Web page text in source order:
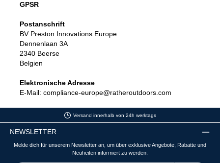
GPSR
Postanschrift
BV Preston Innovations Europe
Dennenlaan 3A
2340 Beerse
Belgien
Elektronische Adresse
E-Mail: compliance-europe@ratheroutdoors.com
Versand innerhalb von 24h werktags
NEWSLETTER
Melde dich für unserem Newsletter an, um über exklusive Angebote, Rabatte und
Neuheiten informiert zu werden.